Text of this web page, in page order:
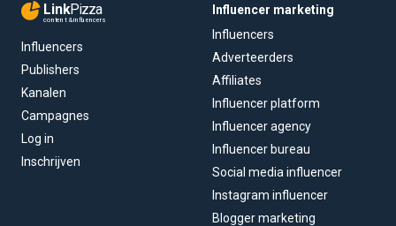
LinkPizza
content & influencers
Influencers
Publishers
Kanalen
Campagnes
Log in
Inschrijven
Influencer marketing
Influencers
Adverteerders
Affiliates
Influencer platform
Influencer agency
Influencer bureau
Social media influencer
Instagram influencer
Blogger marketing